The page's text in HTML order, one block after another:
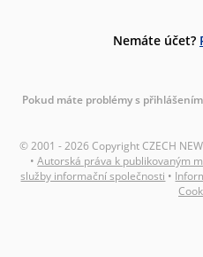
Nemáte účet?
Pokud máte problémy s
© 2001 - 2026 Copyright CZECH
•Autorská práva k publikovaným
služby informační společnosti •